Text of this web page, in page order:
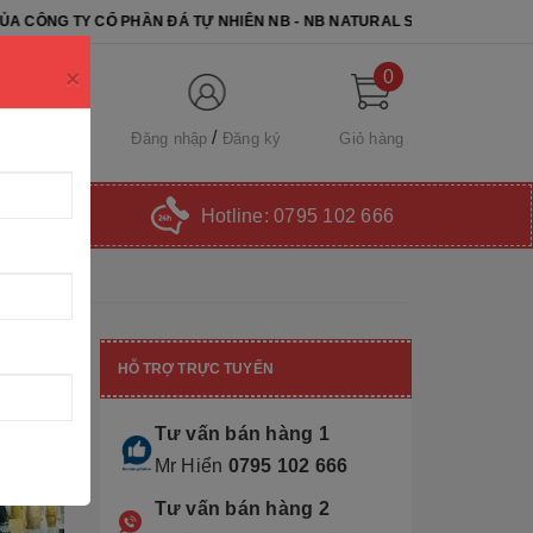
PHẦN ĐÁ TỰ NHIÊN NB - NB NATURAL STONE. CHÚC QUÝ KHÁCH
Đăng nhập Đăng ký
0
Giỏ hàng
Hotline: 0795 102 666
×
HỖ TRỢ TRỰC TUYẾN
Tư vấn bán hàng 1
Mr Hiển 0795 102 666
Tư vấn bán hàng 2